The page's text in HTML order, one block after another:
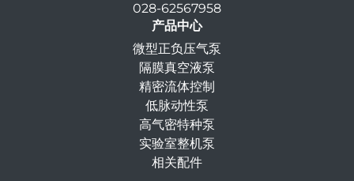
产品中心
微型正负压气泵
隔膜真空液泵
精密流体控制
低脉动性泵
高气密特种泵
实验室整机泵
相关配件
028-62567958